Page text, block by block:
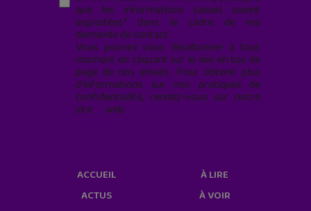
que les informations saisies soient
exploitées* dans le cadre de ma
demande de contact.
Vous pouvez vous désabonner à tout
moment en cliquant sur le lien en bas de
page de nos emails. Pour obtenir plus
d'informations sur nos pratiques de
confidentialité, rendez-vous sur notre
site web
ACCUEIL
ACTUS
À LIRE
À VOIR